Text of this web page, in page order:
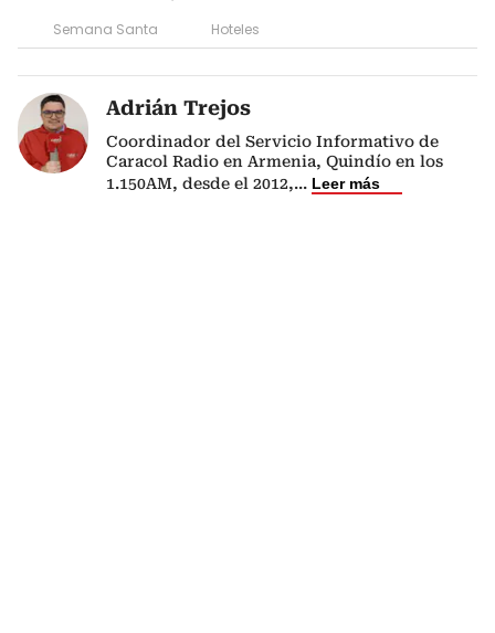
Semana Santa
Hoteles
Adrián Trejos
Coordinador del Servicio Informativo de
Caracol Radio en Armenia, Quindío en los
1.150AM, desde el 2012,... Leer más